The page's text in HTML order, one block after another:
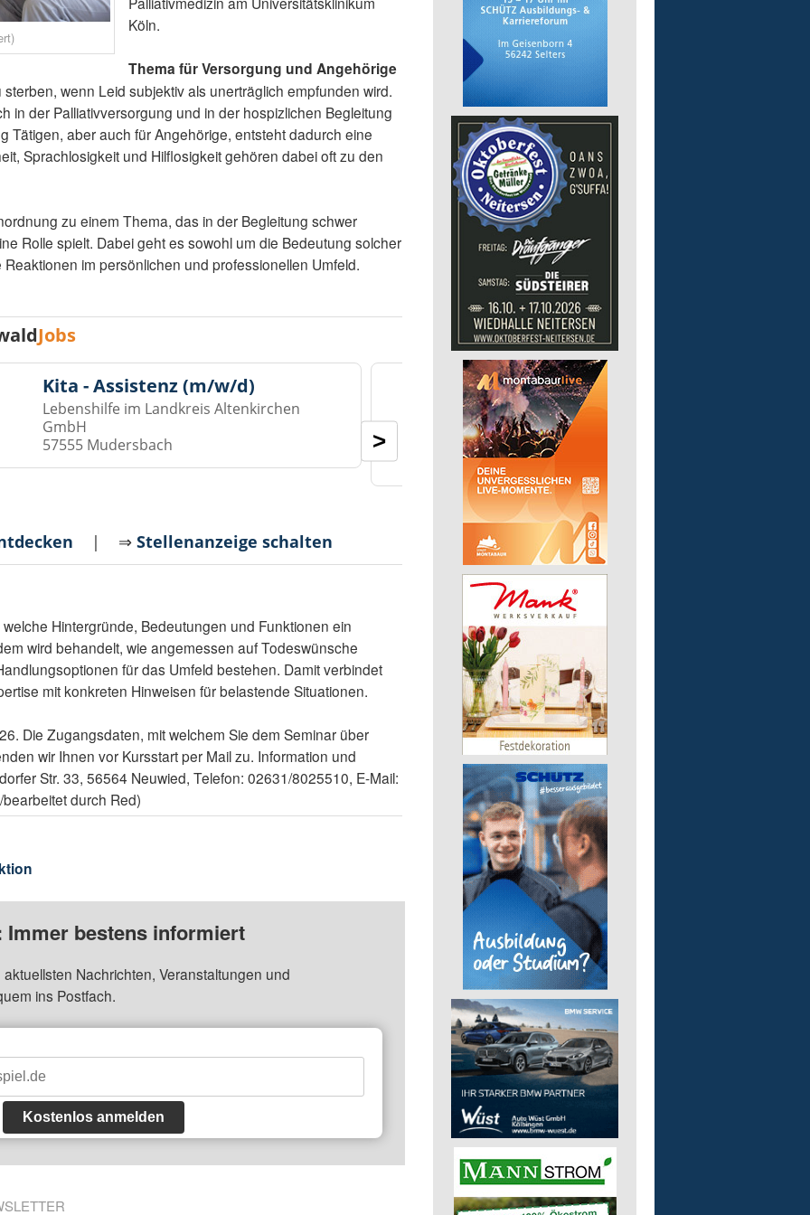
Köln.
Thema für Versorgung und Angehörige
wenn Leid subjektiv als unerträglich empfunden wird.
in der Palliativversorgung und in der hospizlichen Begleitung
Tätigen, aber auch für Angehörige, entsteht dadurch eine
Sprachlosigkeit und Hilflosigkeit gehören dabei oft zu den
zu einem Thema, das in der Begleitung schwer
Rolle spielt. Dabei geht es sowohl um die Bedeutung solcher
im persönlichen und professionellen Umfeld.
Jobs
Kita - Assistenz (m/w/d)
Lebenshilfe im Landkreis Altenkirchen
GmbH
57555 Mudersbach
Auslieferungsfahrer/-in
für Mittagessen
>
| ⇒Stellenanzeige schalten
Hintergründe, Bedeutungen und Funktionen ein
wird behandelt, wie angemessen auf Todeswünsche
für das Umfeld bestehen. Damit verbindet
mit konkreten Hinweisen für belastende Situationen.
Die Zugangsdaten, mit welchem Sie dem Seminar über
wir Ihnen vor Kursstart per Mail zu. Information und
Str. 33, 56564 Neuwied, Telefon: 02631/8025510, E-Mail:
durch Red)
Immer bestens informiert
Nachrichten, Veranstaltungen und
ins Postfach.
Kostenlos anmelden